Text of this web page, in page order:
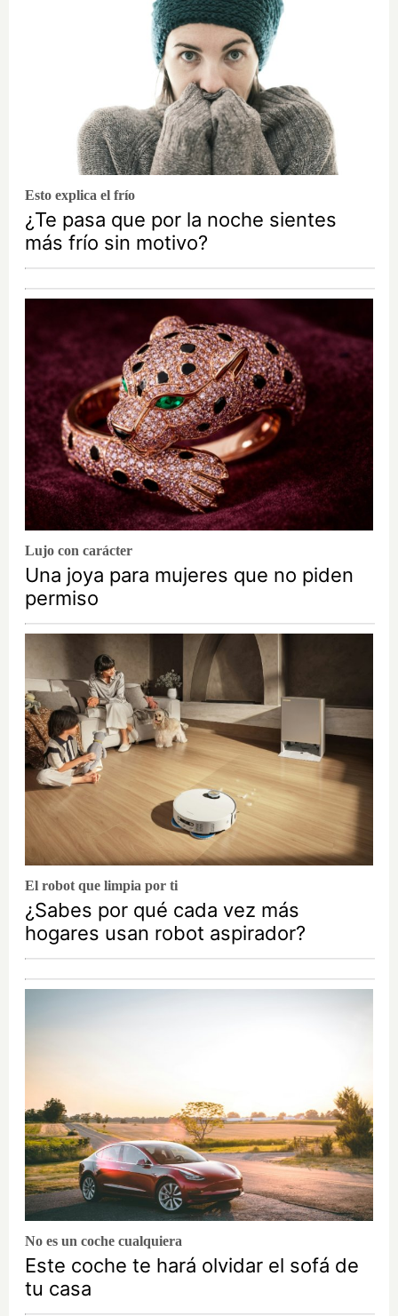
Esto explica el frío
¿Te pasa que por la noche sientes
más frío sin motivo?
Lujo con carácter
Una joya para mujeres que no piden
permiso
El robot que limpia por ti
¿Sabes por qué cada vez más
hogares usan robot aspirador?
No es un coche cualquiera
Este coche te hará olvidar el sofá de
tu casa